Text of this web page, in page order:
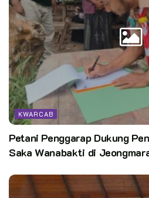
KWARCAB
Petani Penggarap Dukung
Saka Wanabakti di